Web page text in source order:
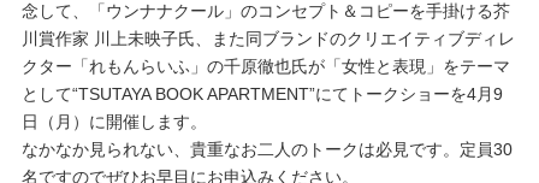
メールニュース登録
お問い合わせ
念して、「ウンナナクール」のコンセプト＆コピーを手掛ける芥
川賞作家 川上未映子氏、また同ブランドのクリエイティブディレ
クター「れもんらいふ」の千原徹也氏が「女性と表現」をテーマ
として“TSUTAYA BOOK APARTMENT”にてトークショーを4月9
日（月）に開催します。
なかなか見られない、貴重なお二人のトークは必見です。定員30
名ですのでぜひお早目にお申込みください。